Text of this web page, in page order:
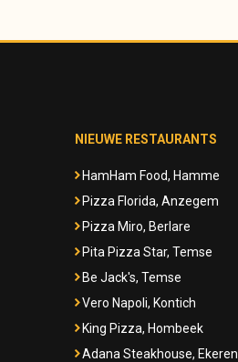
NIEUWE RESTAURANTS
HamHam Food, Hamme
Pizza Florida, Anzegem
Pizza Miro, Berlare
Pita Pizza Star, Temse
Be Jack's, Temse
Vero Napoli, Kontich
King Pizza, Hombeek
Adana Steakhouse, Ekeren